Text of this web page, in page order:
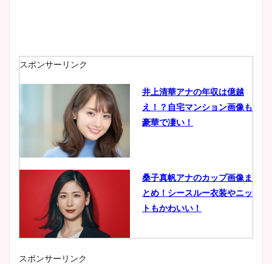
スポンサーリンク
井上清華アナの年収は億越
え！？自宅マンション画像も
豪華で凄い！
桑子真帆アナのカップ画像ま
とめ！シースルー衣装やニッ
トもかわいい！
スポンサーリンク